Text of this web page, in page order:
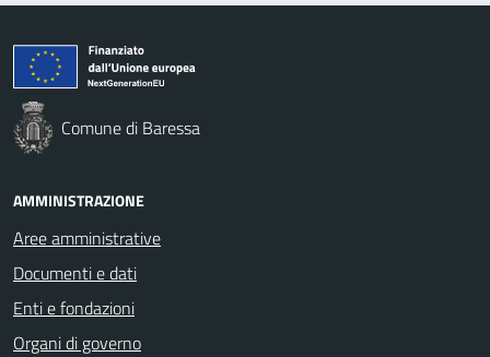
Comune di Baressa
AMMINISTRAZIONE
Aree amministrative
Documenti e dati
Enti e fondazioni
Organi di governo